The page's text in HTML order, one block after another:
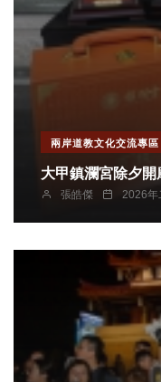
兩岸道教文化交流專區
大甲鎮瀾宮除夕
張皓傑 2026年